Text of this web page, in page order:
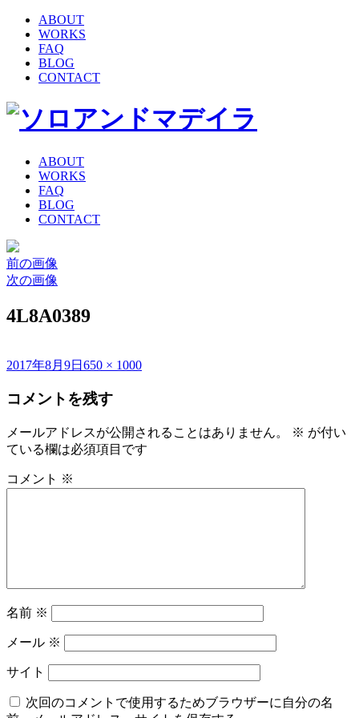
ABOUT
WORKS
FAQ
BLOG
CONTACT
ABOUT
WORKS
FAQ
BLOG
CONTACT
前の画像
次の画像
4L8A0389
投
日:
2017年8月9日 フ
サ
ズ
650 × 1000
コメントを残す
メールアドレスが公開されることはありません。 ※ が付い
ている欄は必須項目です
コメント ※
名前 ※
メール ※
サイト
次回のコメントで使用するためブラウザーに自分の名